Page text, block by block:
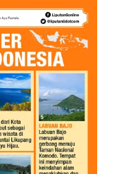
Super
Danau
(Dok: Tim